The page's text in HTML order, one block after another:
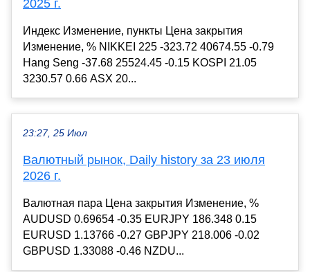
2025 г.
Индекс Изменение, пункты Цена закрытия
Изменение, % NIKKEI 225 -323.72 40674.55 -0.79
Hang Seng -37.68 25524.45 -0.15 KOSPI 21.05
3230.57 0.66 ASX 20...
23:27, 25 Июл
Валютный рынок, Daily history за 23 июля
2026 г.
Валютная пара Цена закрытия Изменение, %
AUDUSD 0.69654 -0.35 EURJPY 186.348 0.15
EURUSD 1.13766 -0.27 GBPJPY 218.006 -0.02
GBPUSD 1.33088 -0.46 NZDU...